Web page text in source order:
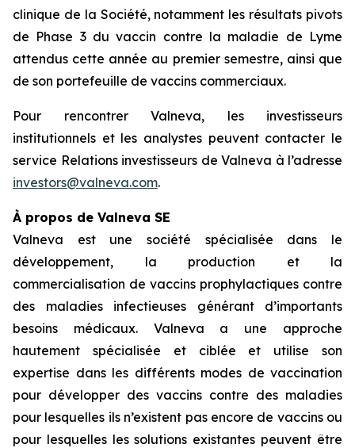
clinique de la Société, notamment les résultats pivots
de Phase 3 du vaccin contre la maladie de Lyme
attendus cette année au premier semestre, ainsi que
de son portefeuille de vaccins commerciaux.
Pour rencontrer Valneva, les investisseurs
institutionnels et les analystes peuvent contacter le
service Relations investisseurs de Valneva à l’adresse
investors@valneva.com.
À propos de Valneva SE
Valneva est une société spécialisée dans le
développement, la production et la
commercialisation de vaccins prophylactiques contre
des maladies infectieuses générant d’importants
besoins médicaux. Valneva a une approche
hautement spécialisée et ciblée et utilise son
expertise dans les différents modes de vaccination
pour développer des vaccins contre des maladies
pour lesquelles ils n’existent pas encore de vaccins ou
pour lesquelles les solutions existantes peuvent être